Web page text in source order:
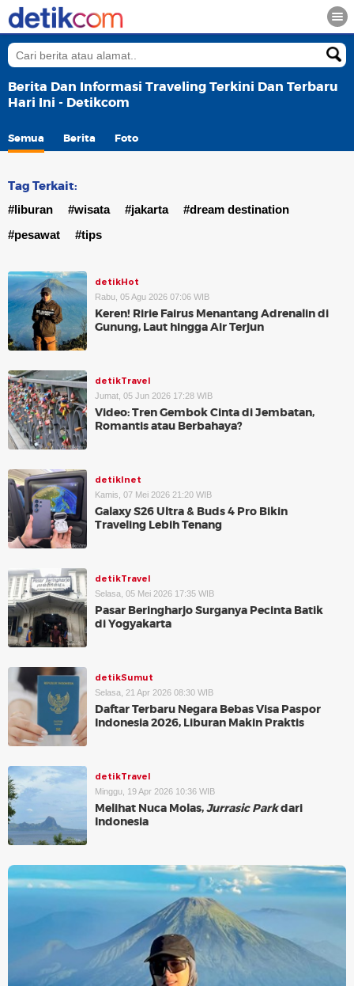
Berita Dan Informasi Traveling Terkini Dan Terbaru
Hari Ini - Detikcom
Semua Berita Foto
Tag Terkait:
#liburan #wisata #jakarta
#dream destination
#pesawat
#tips
detikHot
Rabu, 05 Agu 2026 07:06 WIB
Keren! Ririe Fairus Menantang Adrenalin di
Gunung, Laut hingga Air Terjun
detikTravel
Jumat, 05 Jun 2026 17:28 WIB
Video: Tren Gembok Cinta di Jembatan,
Romantis atau Berbahaya?
detikInet
Kamis, 07 Mei 2026 21:20 WIB
Galaxy S26 Ultra & Buds 4 Pro Bikin
Traveling Lebih Tenang
detikTravel
Selasa, 05 Mei 2026 17:35 WIB
Pasar Beringharjo Surganya Pecinta Batik
di Yogyakarta
detikSumut
Selasa, 21 Apr 2026 08:30 WIB
⁠Daftar Terbaru Negara Bebas Visa Paspor
Indonesia 2026, Liburan Makin Praktis
detikTravel
Minggu, 19 Apr 2026 10:36 WIB
Melihat Nuca Molas,Jurrasic Parkdari
Indonesia